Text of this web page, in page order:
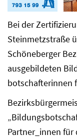
Bei der
Steinmetzstraße
Schöneberger
ausgebildeten
botschafterinnen
Partner_innen für